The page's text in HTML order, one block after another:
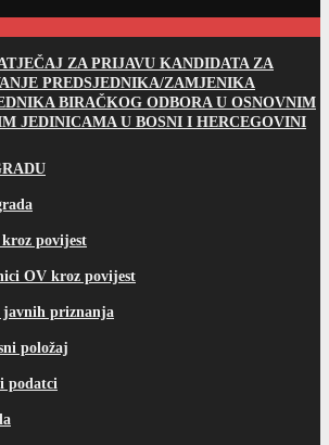
ZA PRIJAVU KANDIDATA ZA
PREDSJEDNIKA/ZAMJENIKA
BIRAČKOG ODBORA U OSNOVNIM
JEDINICAMA U BOSNI I HERCEGOVINI
povijest
OV kroz povijest
priznanja
položaj
podatci